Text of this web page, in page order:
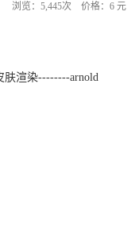
浏览：5,445次 价格：6 元